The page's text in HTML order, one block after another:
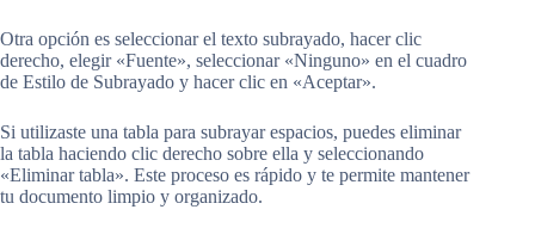
Otra opción es seleccionar el texto subrayado, hacer clic
derecho, elegir «Fuente», seleccionar «Ninguno» en el cuadro
de Estilo de Subrayado y hacer clic en «Aceptar».
Si utilizaste una tabla para subrayar espacios, puedes eliminar
la tabla haciendo clic derecho sobre ella y seleccionando
«Eliminar tabla». Este proceso es rápido y te permite mantener
tu documento limpio y organizado.